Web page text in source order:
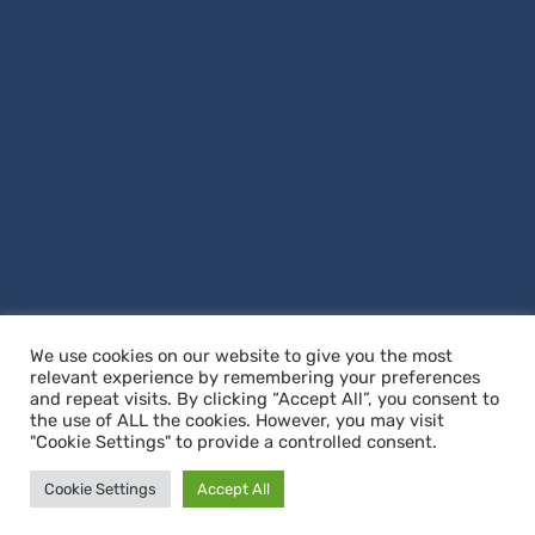
Copyright © 2026 Villa Noël. All Rights Reserved
Palace
We use cookies on our website to give you the most
relevant experience by remembering your preferences
and repeat visits. By clicking “Accept All”, you consent to
the use of ALL the cookies. However, you may visit
"Cookie Settings" to provide a controlled consent.
Cookie Settings Accept All